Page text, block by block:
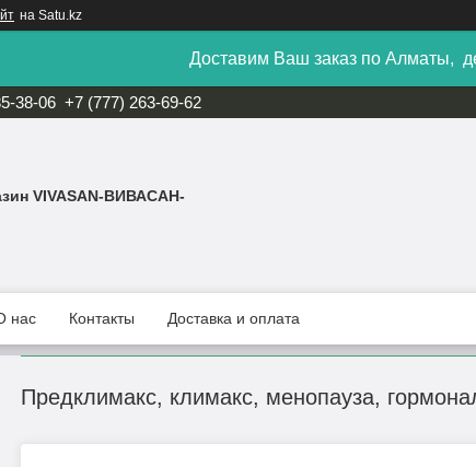
на Satu.kz
Доставим Ваш заказ по Алматы,
38-06 +7 (777) 263-69-62
VIVASAN-ВИВАСАН-
нас Контакты Доставка и оплата
Предклимакс, климакс, менопауза,